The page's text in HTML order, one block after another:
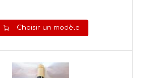
Choisir un modèle